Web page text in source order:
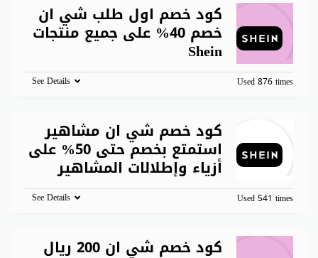
كود خصم اول طلب شي ان
خصم 40% على جميع منتجات
Shein
Used 876 times
See Details
كود خصم شي ان مشاهير
استمتع بخصم حتى 50% على
أزياء وإطلالات المشاهير
Used 541 times
See Details
كود خصم شي ان 200 ريال